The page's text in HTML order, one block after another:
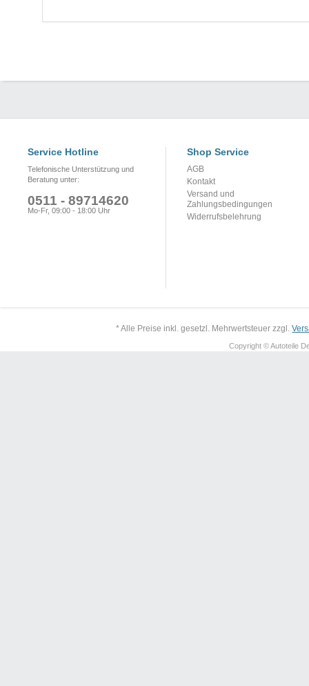
Service Hotline
Telefonische Unterstützung und
Beratung unter:
0511 - 89714620
Mo-Fr, 09:00 - 18:00 Uhr
Shop Service
AGB
Kontakt
Versand und
Zahlungsbedingungen
Widerrufsbelehrung
* Alle Preise inkl. gesetzl. Mehrwertsteuer zzgl.
Copyright © Autoteile